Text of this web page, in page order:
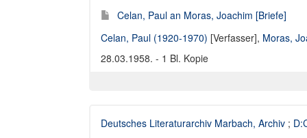
Celan, Paul an Moras, Joachim [Briefe]
Celan, Paul (1920-1970) [Verfasser], Moras,
28.03.1958. - 1 Bl. Kopie
Deutsches Literaturarchiv Marbach, Archiv ;